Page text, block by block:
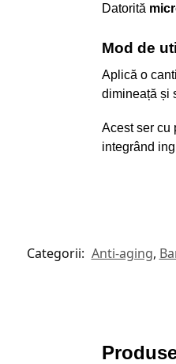
Datorită
Mod de
Aplică o
dimineață și
Acest ser cu
integrând
Categorii: Anti-aging,